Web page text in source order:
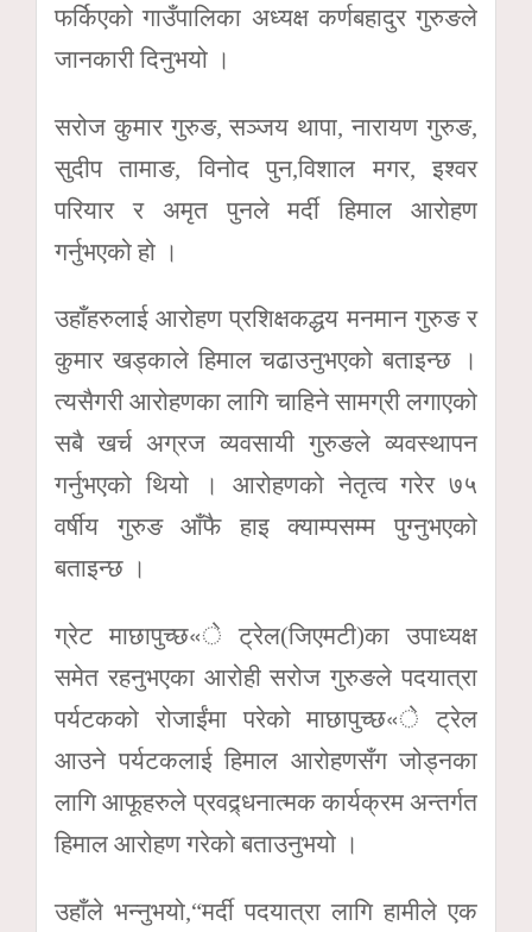
फर्किएको गाउँपालिका अध्यक्ष कर्णबहादुर गुरुङले
जानकारी दिनुभयो ।
सरोज कुमार गुरुङ, सञ्जय थापा, नारायण गुरुङ,
सुदीप तामाङ, विनोद पुन,विशाल मगर, इश्वर
परियार र अमृत पुनले मर्दी हिमाल आरोहण
गर्नुभएको हो ।
उहाँहरुलाई आरोहण प्रशिक्षकद्धय मनमान गुरुङ र
कुमार खड्काले हिमाल चढाउनुभएको बताइन्छ ।
त्यसैगरी आरोहणका लागि चाहिने सामग्री लगाएको
सबै खर्च अग्रज व्यवसायी गुरुङले व्यवस्थापन
गर्नुभएको थियो । आरोहणको नेतृत्व गरेर ७५
वर्षीय गुरुङ आँफै हाइ क्याम्पसम्म पुग्नुभएको
बताइन्छ ।
ग्रेट माछापुच्छ«े ट्रेल(जिएमटी)का उपाध्यक्ष
समेत रहनुभएका आरोही सरोज गुरुङले पदयात्रा
पर्यटकको रोजाईंमा परेको माछापुच्छ«े ट्रेल
आउने पर्यटकलाई हिमाल आरोहणसँग जोड्नका
लागि आफूहरुले प्रवद्र्धनात्मक कार्यक्रम अन्तर्गत
हिमाल आरोहण गरेको बताउनुभयो ।
उहाँले भन्नुभयो,“मर्दी पदयात्रा लागि हामीले एक